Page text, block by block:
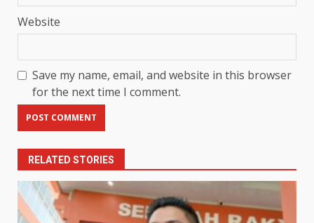
Website
Save my name, email, and website in this browser
for the next time I comment.
RELATED STORIES